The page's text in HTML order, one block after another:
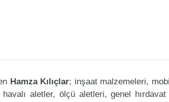
Hamza Kılıçlar; inşaat malzemeleri,
aletler, ölçü aletleri, genel